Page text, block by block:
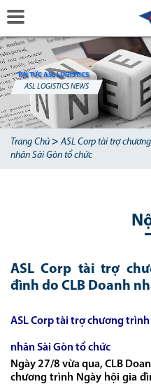
TIN TỨC ASL LOGISTICS
ASL LOGISTICS NEWS
Trang Chủ >ASL Corp tài trợ
nhân Sài Gòn tổ chức
ASL Corp tài trợ
đình do CLB Doanh
ASL Corp tài trợ chương
nhân Sài Gòn tổ chức
Ngày 27/8 vừa qua, CLB
chương trình Ngày hội gia